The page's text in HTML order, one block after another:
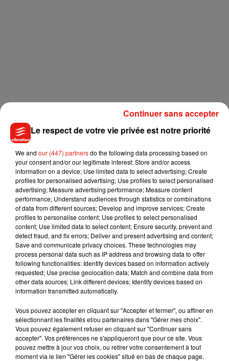
Musique
7 août 2026
Julien Lieb s’essaye à la vie de chatelain
dans son nouveau clip
Le respect de votre vie privée est notre priorité
We and our (447) partnersdo the following data processing based on
your consent and/or our legitimate interest: Store and/or access
information on a device; Use limited data to select advertising; Create
profiles for personalised advertising; Use profiles to select personalised
advertising; Measure advertising performance; Measure content
performance; Understand audiences through statistics or combinations
of data from different sources; Develop and improve services; Create
profiles to personalise content; Use profiles to select personalised
content; Use limited data to select content; Ensure security, prevent and
detect fraud, and fix errors; Deliver and present advertising and content;
Save and communicate privacy choices. These technologies may
process personal data such as IP address and browsing data to offer
following functionalities: Identify devices based on information actively
requested; Use precise geolocation data; Match and combine data from
other data sources; Link different devices; Identify devices based on
information transmitted automatically.
Vous pouvez accepter en cliquant sur "Accepter et fermer", ou affiner en
sélectionnant les finalités et/ou partenaires dans "Gérer mes choix".
Vous pouvez également refuser en cliquant sur "Continuer sans
accepter". Vos préférences ne s'appliqueront que pour ce site. Vous
pouvez mettre à jour vos choix, ou retirer votre consentement à tout
moment via le lien "Gérer les cookies" situé en bas de chaque page.
Continuer sans accepter